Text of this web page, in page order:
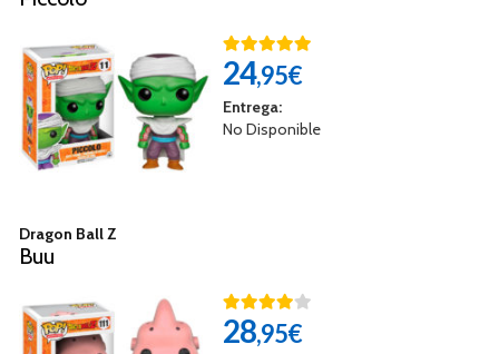
24,95€
Entrega:
No Disponible
Dragon Ball Z
Buu
28,95€